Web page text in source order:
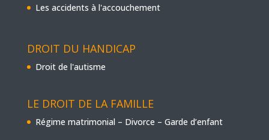
Les accidents à l'accouchement
DROIT DU HANDICAP
Droit de l'autisme
LE DROIT DE LA FAMILLE
Régime matrimonial – Divorce – Garde d’enfant